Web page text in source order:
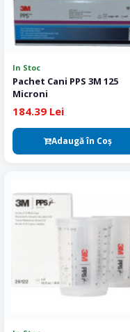
In Stoc
Pachet Cani PPS 3M 125
Microni
184.39 Lei
Adaugă în Coş